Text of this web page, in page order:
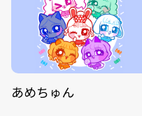
あめちゅん